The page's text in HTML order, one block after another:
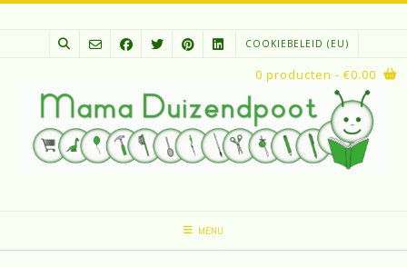
Spring
COOKIEBELEID (EU)
MENU
0 producten - €0.00